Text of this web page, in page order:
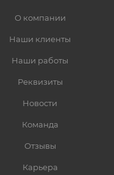
О компании
Наши клиенты
Наши работы
Реквизиты
Новости
Команда
Отзывы
Карьера